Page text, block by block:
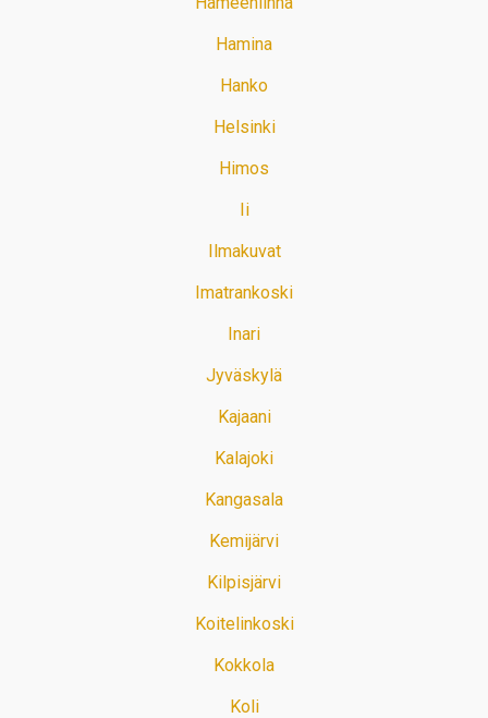
Hamina
Hanko
Helsinki
Himos
Ii
Ilmakuvat
Imatrankoski
Inari
Jyväskylä
Kajaani
Kalajoki
Kangasala
Kemijärvi
Kilpisjärvi
Koitelinkoski
Kokkola
Koli